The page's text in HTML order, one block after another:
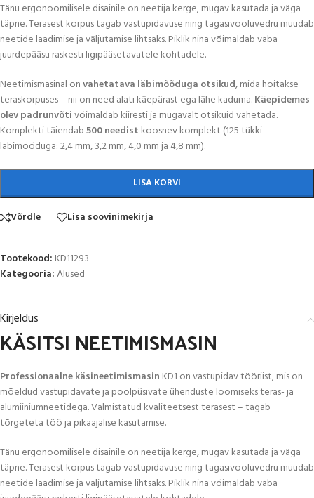
Tänu ergonoomilisele disainile on neetija kerge, mugav kasutada ja väga
täpne. Terasest korpus tagab vastupidavuse ning tagasivooluvedru muudab
neetide laadimise ja väljutamise lihtsaks. Piklik nina võimaldab vaba
juurdepääsu raskesti ligipääsetavatele kohtadele.
Neetimismasinal onvahetatava läbimõõduga otsikud, mida hoitakse
teraskorpuses – nii on need alati käepärast ega lähe kaduma.Käepidemes
olev padrunvõtivõimaldab kiiresti ja mugavalt otsikuid vahetada.
Komplekti täiendab500 needist koosnev komplekt (125 tükki
läbimõõduga: 2,4 mm, 3,2 mm, 4,0 mm ja 4,8 mm).
LISA KORVI
Võrdle Lisa soovinimekirja
Tootekood: KD11293
Kategooria:Alused
Kirjeldus
KÄSITSI NEETIMISMASIN
Professionaalne käsineetimismasin KD1 on vastupidav tööriist, mis on
mõeldud vastupidavate ja poolpüsivate ühenduste loomiseks teras- ja
alumiiniumneetidega. Valmistatud kvaliteetsest terasest – tagab
tõrgeteta töö ja pikaajalise kasutamise.
Tänu ergonoomilisele disainile on neetija kerge, mugav kasutada ja väga
täpne. Terasest korpus tagab vastupidavuse ning tagasivooluvedru muudab
neetide laadimise ja väljutamise lihtsaks. Piklik nina võimaldab vaba